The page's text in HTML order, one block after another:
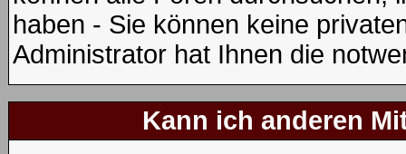
haben - Sie können keine
Administrator hat Ihnen die
Kann ich anderen